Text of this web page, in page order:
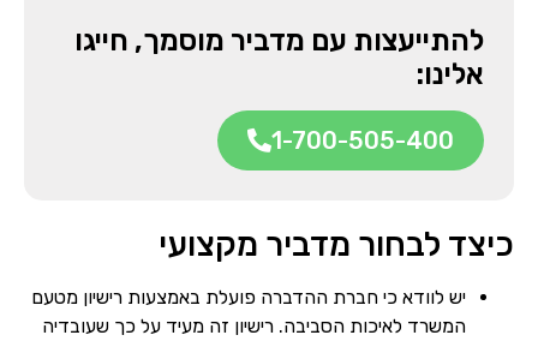
להתייעצות עם מדביר מוסמך, חייגו
אלינו:
1-700-505-400
כיצד לבחור מדביר מקצועי
יש לוודא כי חברת ההדברה פועלת באמצעות רישיון מטעם
המשרד לאיכות הסביבה. רישיון זה מעיד על כך שעובדיה